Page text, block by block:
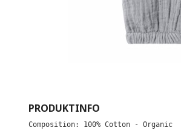
PRODUKTINFO
Composition: 100% Cotton - Organic